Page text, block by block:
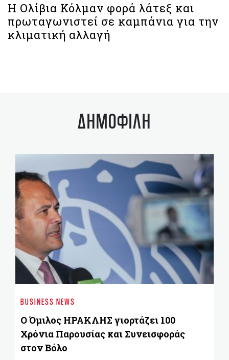
Η Ολίβια Κόλμαν φορά λάτεξ και
πρωταγωνιστεί σε καμπάνια για την
κλιματική αλλαγή
ΔΗΜΟΦΙΛΗ
BUSINESS NEWS
Ο Όμιλος ΗΡΑΚΛΗΣ γιορτάζει 100
Χρόνια Παρουσίας και Συνεισφοράς
στον Βόλο